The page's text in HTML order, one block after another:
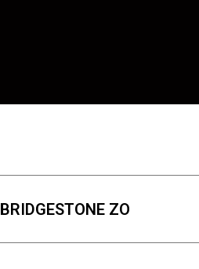
BRIDGESTONE ZO